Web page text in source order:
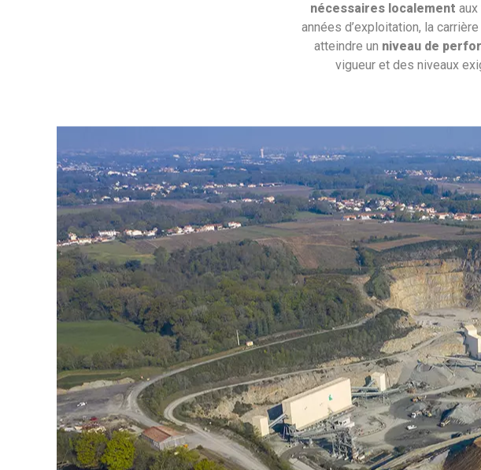
nécessaires localement
années d’exploitation, la
atteindre un niveau de
vigueur et des niveaux